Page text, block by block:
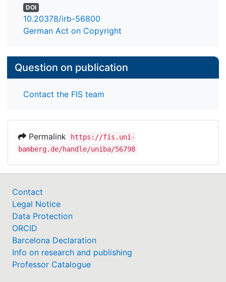
DOI
10.20378/irb-56800
German Act on Copyright
Question on publication
Contact the FIS team
Permalink
https://fis.uni-
bamberg.de/handle/uniba/56798
Contact
Legal Notice
Data Protection
ORCID
Barcelona Declaration
Info on research and publishing
Professor Catalogue